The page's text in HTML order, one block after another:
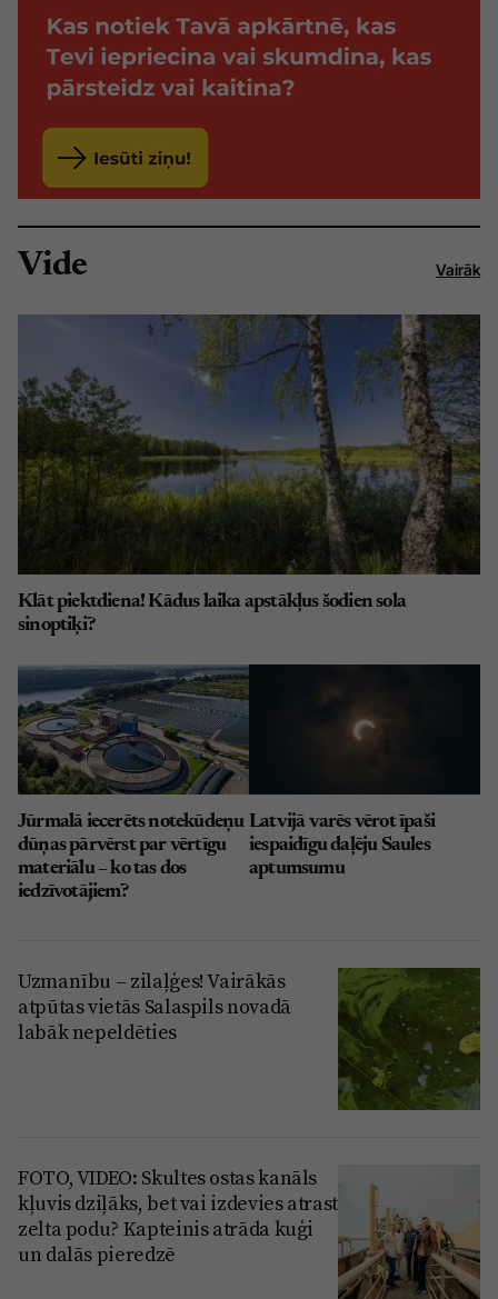
Vide Vairāk
Klāt piektdiena! Kādus laika apstākļus šodien sola
sinoptiķi?
Jūrmalā iecerēts notekūdeņu
dūņas pārvērst par vērtīgu
materiālu – ko tas dos
iedzīvotājiem?
Latvijā varēs vērot īpaši
iespaidīgu daļēju Saules
aptumsumu
Uzmanību – zilaļģes! Vairākās
atpūtas vietās Salaspils novadā
labāk nepeldēties
FOTO, VIDEO: Skultes ostas kanāls
kļuvis dziļāks, bet vai izdevies atrast
zelta podu? Kapteinis atrāda kuģi
un dalās pieredzē